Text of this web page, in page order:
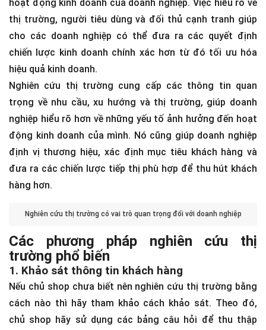
hoạt động kinh doanh của doanh nghiệp. Việc hiểu rõ về
thị trường, người tiêu dùng và đối thủ cạnh tranh giúp
cho các doanh nghiệp có thể đưa ra các quyết định
chiến lược kinh doanh chính xác hơn từ đó tối ưu hóa
hiệu quả kinh doanh.
Nghiên cứu thị trường cung cấp các thông tin quan
trọng về nhu cầu, xu hướng và thị trường, giúp doanh
nghiệp hiểu rõ hơn về những yếu tố ảnh hưởng đến hoạt
động kinh doanh của mình. Nó cũng giúp doanh nghiệp
định vị thương hiệu, xác định mục tiêu khách hàng và
đưa ra các chiến lược tiếp thị phù hợp để thu hút khách
hàng hơn.
Nghiên cứu thị trường có vai trò quan trọng đối với doanh nghiệp
Các phương pháp nghiên cứu thị
trường phổ biến
1. Khảo sát thông tin khách hàng
Nếu chủ shop chưa biết nên nghiên cứu thị trường bằng
cách nào thì hãy tham khảo cách khảo sát. Theo đó,
chủ shop hãy sử dụng các bảng câu hỏi để thu thập